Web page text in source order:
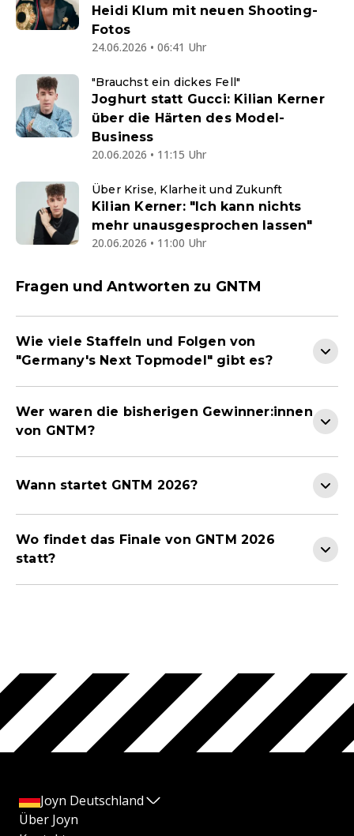
Heidi Klum mit neuen Shooting-
Fotos
24.06.2026 • 06:41 Uhr
"Brauchst ein dickes Fell"
Joghurt statt Gucci: Kilian Kerner
über die Härten des Model-
Business
20.06.2026 • 11:15 Uhr
Über Krise, Klarheit und Zukunft
Kilian Kerner: "Ich kann nichts
mehr unausgesprochen lassen"
20.06.2026 • 11:00 Uhr
Fragen und Antworten zu GNTM
Wie viele Staffeln und Folgen von
"Germany's Next Topmodel" gibt es?
Wer waren die bisherigen Gewinner:innen
von GNTM?
Wann startet GNTM 2026?
Wo findet das Finale von GNTM 2026
statt?
Joyn Deutschland
Über Joyn